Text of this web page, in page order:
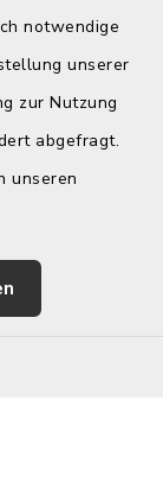
notwendige
unserer
zur Nutzung
abgefragt.
unseren